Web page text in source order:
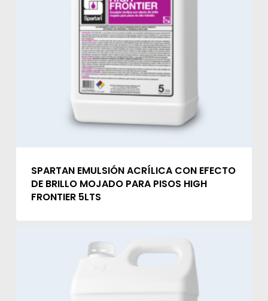
SPARTAN EMULSIÓN ACRÍLICA CON EFECTO
DE BRILLO MOJADO PARA PISOS HIGH
FRONTIER 5LTS